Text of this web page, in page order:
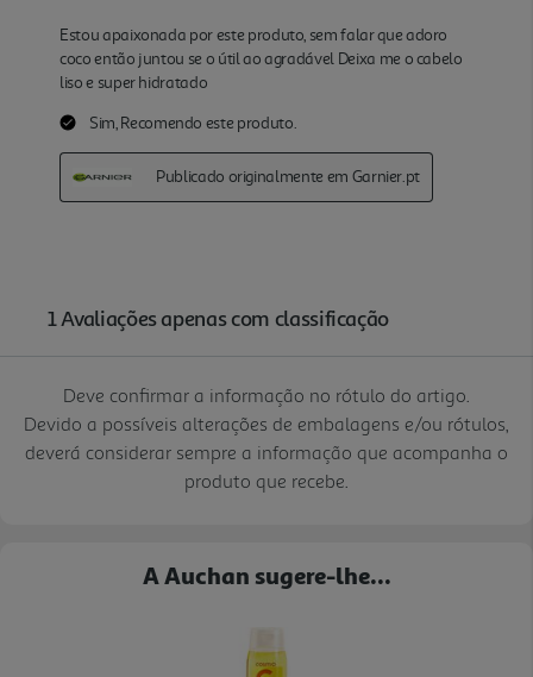
Deve confirmar a informação no rótulo do artigo.
Devido a possíveis alterações de embalagens e/ou rótulos,
deverá considerar sempre a informação que acompanha o
produto que recebe.
A Auchan sugere-lhe...